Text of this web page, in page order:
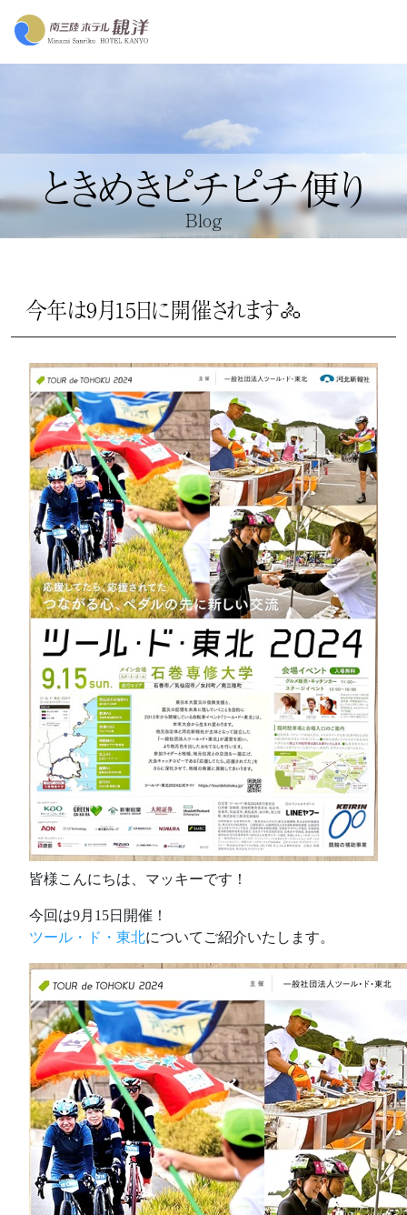
ときめきピチピチ便り
Blog
今年は9月15日に開催されます🚴
皆様こんにちは、マッキーです！
今回は9月15日開催！
ツール・ド・東北についてご紹介いたします。